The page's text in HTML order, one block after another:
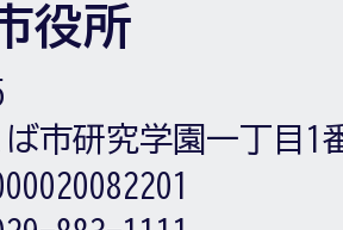
役所
市研究学園一丁目1